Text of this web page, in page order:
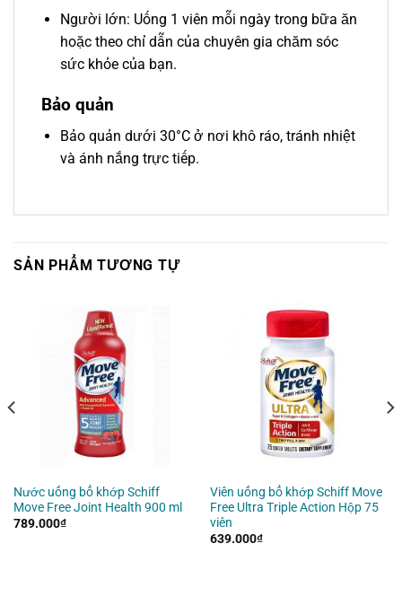
Người lớn: Uống 1 viên mỗi ngày trong bữa ăn
hoặc theo chỉ dẫn của chuyên gia chăm sóc
sức khỏe của bạn.
Bảo quản
Bảo quản dưới 30°C ở nơi khô ráo, tránh nhiệt
và ánh nắng trực tiếp.
SẢN PHẨM TƯƠNG TỰ
Nước uống bổ khớp Schiff
Move Free Joint Health 900 ml
789.000₫
Viên uống bổ khớp Schiff Move
Free Ultra Triple Action Hộp 75
viên
639.000₫